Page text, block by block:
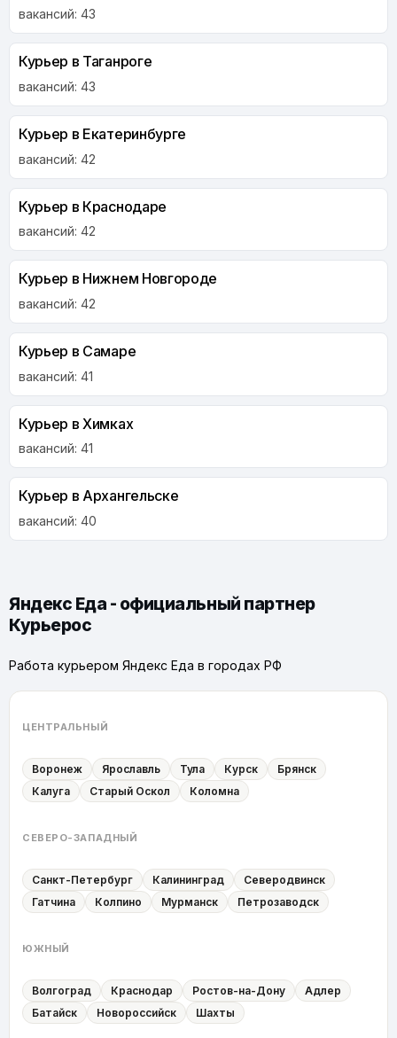
вакансий: 43
Курьер в Таганроге
вакансий: 43
Курьер в Екатеринбурге
вакансий: 42
Курьер в Краснодаре
вакансий: 42
Курьер в Нижнем Новгороде
вакансий: 42
Курьер в Самаре
вакансий: 41
Курьер в Химках
вакансий: 41
Курьер в Архангельске
вакансий: 40
Яндекс Еда - официальный партнер
Курьерос
Работа курьером Яндекс Еда в городах РФ
ЦЕНТРАЛЬНЫЙ
Воронеж Ярославль Тула Курск
Брянск
Калуга
Старый Оскол Коломна
СЕВЕРО-ЗАПАДНЫЙ
Санкт-Петербург Калининград
Северодвинск
Гатчина
Колпино Мурманск Петрозаводск
ЮЖНЫЙ
Волгоград Краснодар Ростов-на-Дону
Адлер
Батайск
Новороссийск Шахты